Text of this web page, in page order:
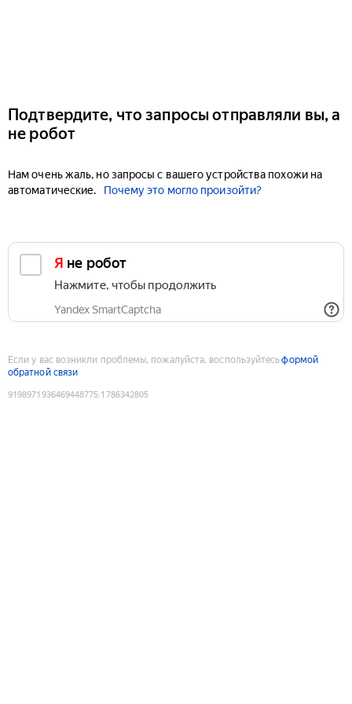
Подтвердите, что запросы отправляли вы, а
не робот
Нам очень жаль, но запросы с вашего устройства похожи на
автоматические.
Почему это могло произойти?
Я не робот
Нажмите, чтобы продолжить
Yandex SmartCaptcha
Если у вас возникли проблемы, пожалуйста, воспользуйтесьформой
обратной связи
9198971936469448775:1786342805